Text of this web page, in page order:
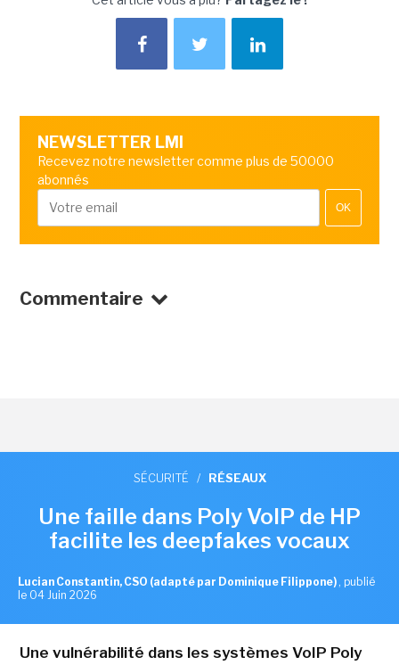
NEWSLETTER LMI
Recevez notre newsletter comme plus de 50000
abonnés
OK
Commentaire
SÉCURITÉ / RÉSEAUX
Une faille dans Poly VoIP de HP
facilite les deepfakes vocaux
Lucian Constantin, CSO (adapté par Dominique Filippone) , publié
le 04 Juin 2026
Une vulnérabilité dans les systèmes VoIP Poly